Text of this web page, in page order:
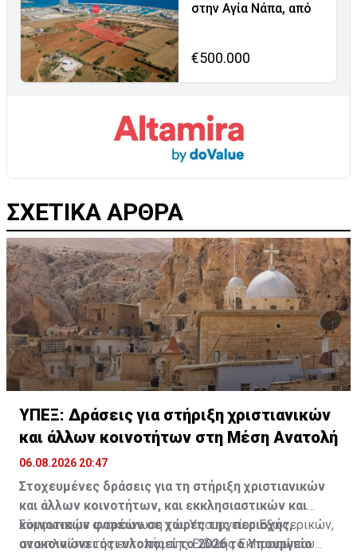
στην Αγία Νάπα, από
€500.000
ΣΧΕΤΙΚΑ ΑΡΘΡΑ
ΥΠΕΞ: Δράσεις για στήριξη χριστιανικών
και άλλων κοινοτήτων στη Μέση Ανατολή
06.08.2026 20:47
Στοχευμένες δράσεις για τη στήριξη χριστιανικών
και άλλων κοινοτήτων, και εκκλησιαστικών και
κοινοτικών φορέων σε χώρες της περιοχής,
ανακοινώνει ότι υλοποιεί το 2026 το Υπουργείο
Σύμφωνα με ανακοίνωση του Υπουργείου Εξωτερικών,
στο πλαίσιο της εντολής της Ειδικής Εκπροσώπου